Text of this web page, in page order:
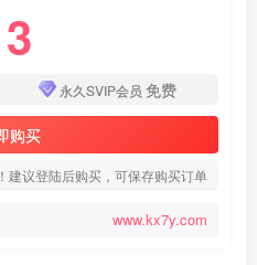
3
永久SVIP会员 免费
购买
建议登陆后购买，可保存购买订单
www.kx7y.com